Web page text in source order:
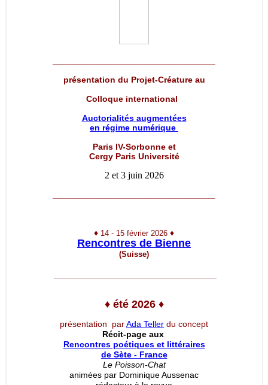
présentation du Projet-Créature au
Colloque international
Auctorialités augmentées
en régime numérique
Paris IV-Sorbonne et
Cergy Paris Université
2 et 3 juin 2026
♦ 14 - 15 février 2026 ♦
Rencontres de Bienne
(Suisse)
♦été 2026 ♦
présentation parAda Teller du concept
Récit-page aux
Rencontres poétiques et littéraires
de Sète - France
Le Poisson-Chat
animées par Dominique Aussenac